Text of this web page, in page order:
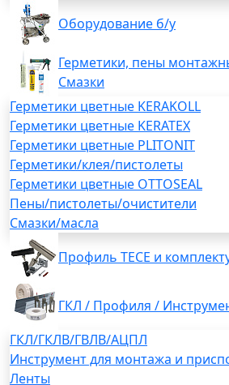
Оборудование б/у
Герметики, пены
Смазки
Герметики цветные KERAKOLL
Герметики цветные KERATEX
Герметики цветные PLITONIT
Герметики/клея/пистолеты
Герметики цветные OTTOSEAL
Пены/пистолеты/очистители
Смазки/масла
Профиль TECE и
ГКЛ / Профиля /
ГКЛ/ГКЛВ/ГВЛВ/АЦПЛ
Инструмент для монтажа и
Ленты